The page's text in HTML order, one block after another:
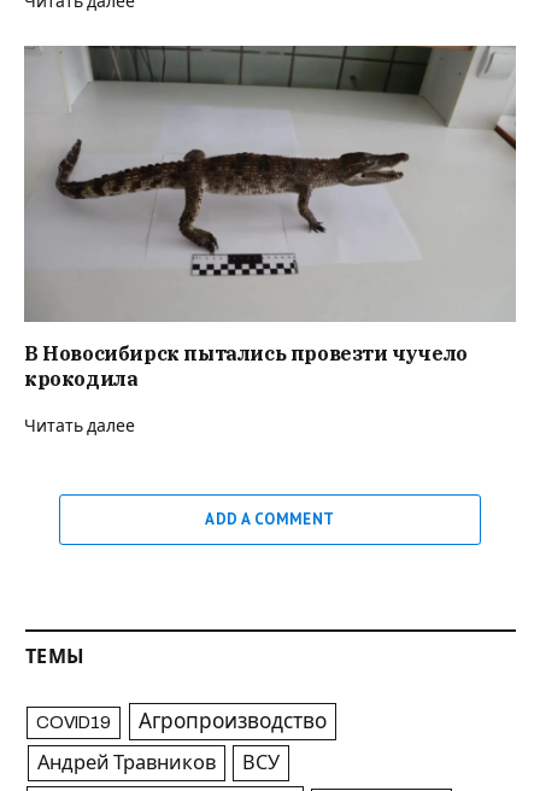
В Новосибирск пытались провезти чучело
крокодила
Читать далее
ADD A COMMENT
ТЕМЫ
COVID19 Агропроизводство
Андрей Травников ВСУ